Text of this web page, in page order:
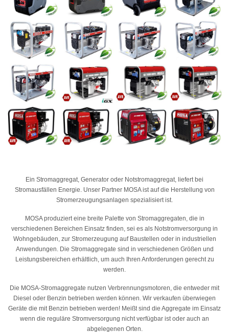
Ein Stromaggregat, Generator oder Notstromaggregat, liefert bei
Stromausfällen Energie. Unser Partner MOSA ist auf die Herstellung von
Stromerzeugungsanlagen spezialisiert ist.
MOSA produziert eine breite Palette von Stromaggregaten, die in
verschiedenen Bereichen Einsatz finden, sei es als Notstromversorgung in
Wohngebäuden, zur Stromerzeugung auf Baustellen oder in industriellen
Anwendungen. Die Stromaggregate sind in verschiedenen Größen und
Leistungsbereichen erhältlich, um auch Ihren Anforderungen gerecht zu
werden.
Die MOSA-Stromaggregate nutzen Verbrennungsmotoren, die entweder mit
Diesel oder Benzin betrieben werden können. Wir verkaufen überwiegen
Geräte die mit Benzin betrieben werden! Meißt sind die Aggregate im Einsatz
wenn die reguläre Stromversorgung nicht verfügbar ist oder auch an
abgelegenen Orten.